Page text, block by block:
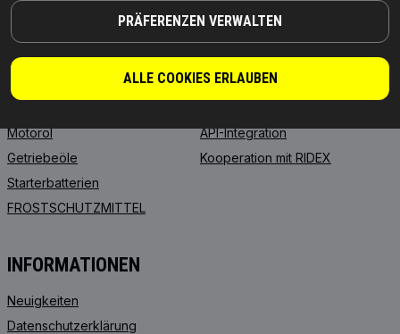
PRÄFERENZEN VERWALTEN
ALLE COOKIES ERLAUBEN
ÜBER UNS
RIDEX
Motoröl
Getriebeöle
Starterbatterien
FROSTSCHUTZMITTEL
Für Anbieter
Wo Sie kaufen können
API-Integration
Kooperation mit RIDEX
INFORMATIONEN
Neuigkeiten
Datenschutzerklärung